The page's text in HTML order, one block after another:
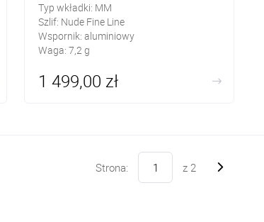
Typ wkładki: MM
Szlif: Nude Fine Line
Wspornik: aluminiowy
Waga: 7,2 g
1 499,00 zł
Strona: z 2